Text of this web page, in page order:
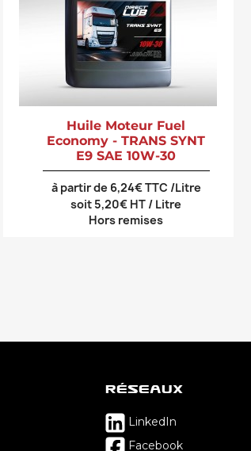
Huile Moteur Fuel
Economy - TRANS SYNT
E9 SAE 10W-30
à partir de 6,24€ TTC /Litre
soit 5,20€ HT / Litre
Hors remises
Réseaux
LinkedIn
Facebook